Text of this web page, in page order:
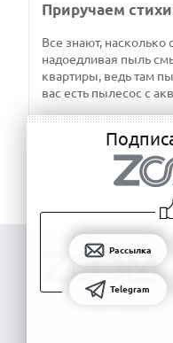
Приручаем
Все знают,
надоедливая пыль
квартиры, ведь там
вас есть пылесос с
Рассылка
Telegram